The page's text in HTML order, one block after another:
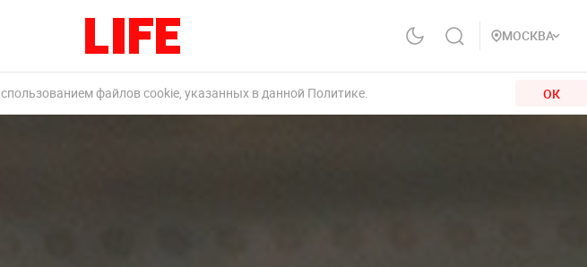
МОСКВА
файлов cookie, указанных в данной Политике. ОК